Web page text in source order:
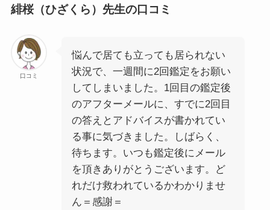
緋桜（ひざくら）先生の口コミ
口コミ
悩んで居ても立っても居られない
状況で、一週間に2回鑑定をお願い
してしまいました。1回目の鑑定後
のアフターメールに、すでに2回目
の答えとアドバイスが書かれてい
る事に気づきました。しばらく、
待ちます。いつも鑑定後にメール
を頂きありがとうございます。ど
れだけ救われているかわかりませ
ん＝感謝＝